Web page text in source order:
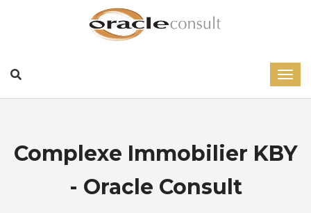
Complexe Immobilier KBY
- Oracle Consult